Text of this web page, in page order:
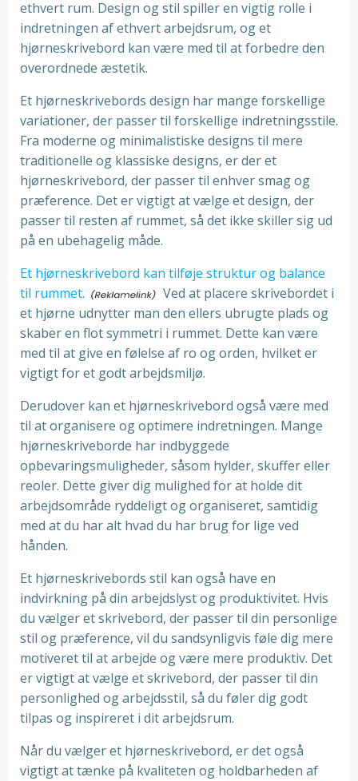
ethvert rum. Design og stil spiller en vigtig rolle i
indretningen af ethvert arbejdsrum, og et
hjørneskrivebord kan være med til at forbedre den
overordnede æstetik.
Et hjørneskrivebords design har mange forskellige
variationer, der passer til forskellige indretningsstile.
Fra moderne og minimalistiske designs til mere
traditionelle og klassiske designs, er der et
hjørneskrivebord, der passer til enhver smag og
præference. Det er vigtigt at vælge et design, der
passer til resten af rummet, så det ikke skiller sig ud
på en ubehagelig måde.
Et hjørneskrivebord kan tilføje struktur og balance
til rummet.
Ved at placere skrivebordet i
et hjørne udnytter man den ellers ubrugte plads og
skaber en flot symmetri i rummet. Dette kan være
med til at give en følelse af ro og orden, hvilket er
vigtigt for et godt arbejdsmiljø.
Derudover kan et hjørneskrivebord også være med
til at organisere og optimere indretningen. Mange
hjørneskriveborde har indbyggede
opbevaringsmuligheder, såsom hylder, skuffer eller
reoler. Dette giver dig mulighed for at holde dit
arbejdsområde ryddeligt og organiseret, samtidig
med at du har alt hvad du har brug for lige ved
hånden.
Et hjørneskrivebords stil kan også have en
indvirkning på din arbejdslyst og produktivitet. Hvis
du vælger et skrivebord, der passer til din personlige
stil og præference, vil du sandsynligvis føle dig mere
motiveret til at arbejde og være mere produktiv. Det
er vigtigt at vælge et skrivebord, der passer til din
personlighed og arbejdsstil, så du føler dig godt
tilpas og inspireret i dit arbejdsrum.
Når du vælger et hjørneskrivebord, er det også
vigtigt at tænke på kvaliteten og holdbarheden af